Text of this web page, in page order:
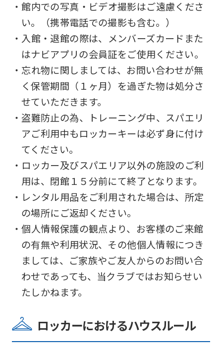
・館内での写真・ビデオ撮影はご遠慮くださ
い。（携帯電話での撮影も含む。）
・入館・退館の際は、メンバーズカードまた
はナビアプリの会員証をご使用ください。
・忘れ物に関しましては、お問い合わせが無
く保管期間（１ヶ月）を過ぎた物は処分さ
せていただきます。
・盗難防止の為、トレーニング中、スパエリ
アご利用中もロッカーキーは必ず身に付け
てください。
・ロッカー及びスパエリア以外の施設のご利
用は、閉館１５分前にて終了となります。
・レンタル用品をご利用された場合は、所定
の場所にご返却ください。
・個人情報保護の観点より、お客様のご来館
の有無や利用状況、その他個人情報につき
ましては、ご家族やご友人からのお問い合
わせであっても、当クラブではお知らせい
たしかねます。
ロッカーにおけるハウスルール
foreigners